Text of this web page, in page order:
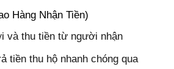
Hàng Nhận Tiền)
và thu tiền từ người nhận
tiền thu hộ nhanh chóng qua